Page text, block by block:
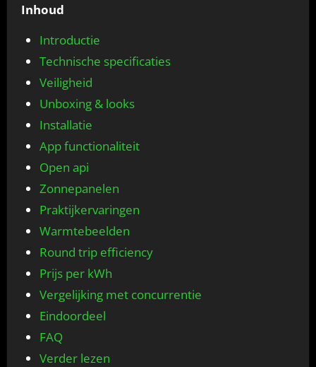
Inhoud
Introductie
Technische specificaties
Veiligheid
Unboxing & looks
Installatie
App functionaliteit
Open api
Zonnepanelen
Praktijkervaringen
Warmtebeelden
Round trip efficiency
Prijs per kWh
Vergelijking met concurrentie
Eindoordeel
FAQ
Verder lezen